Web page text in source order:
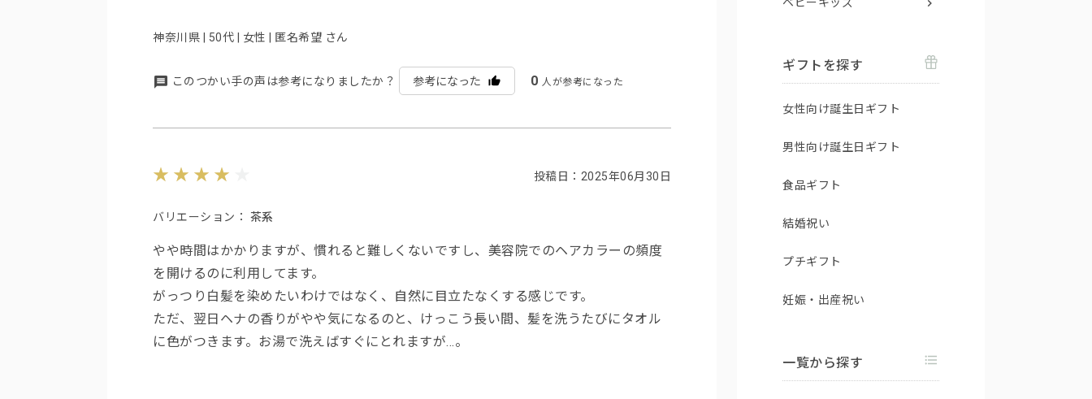
神奈川県 | 50代 | 女性 | 匿名希望 さん
このつかい手の声は参考になりましたか？ 参考になった 0 人が参考になった
投稿日：2025年06月30日
バリエーション： 茶系
やや時間はかかりますが、慣れると難しくないですし、美容院でのヘアカラーの頻度
を開けるのに利用してます。
がっつり白髪を染めたいわけではなく、自然に目立たなくする感じです。
ただ、翌日ヘナの香りがやや気になるのと、けっこう長い間、髪を洗うたびにタオル
に色がつきます。お湯で洗えばすぐにとれますが…。
ギフトを探す
女性向け誕生日ギフト
男性向け誕生日ギフト
食品ギフト
結婚祝い
プチギフト
妊娠・出産祝い
一覧から探す